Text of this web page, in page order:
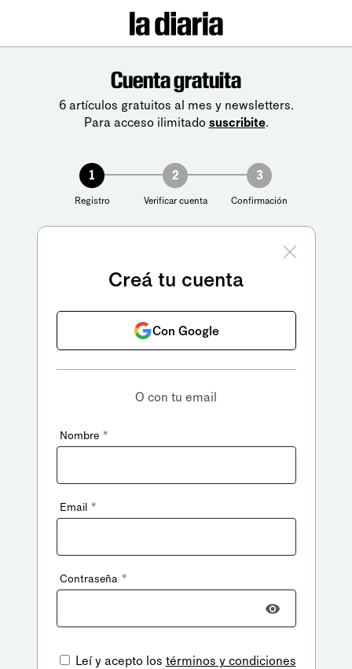
Cuenta gratuita
6 artículos gratuitos al mes y newsletters.
Para acceso ilimitado suscribite.
1
Registro
2
Verificar cuenta
3
Confirmación
Creá tu cuenta
Con Google
O con tu email
Nombre *
Email *
Contraseña *
Leí y acepto los términos y condiciones